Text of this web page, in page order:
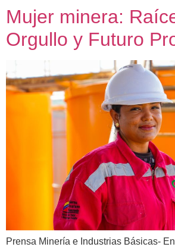
Mujer minera:
Orgullo y Futuro
Prensa Minería e Industrias Básicas-